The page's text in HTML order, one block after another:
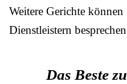
Weitere Gerichte
Dienstleistern
Das Beste